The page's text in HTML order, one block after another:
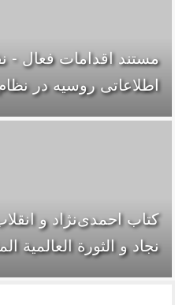
مستند اقدامات فعال -
اطلاعاتی روسیه در
کتاب احمدی‌نژاد و
نجاد و الثورة العالمیة